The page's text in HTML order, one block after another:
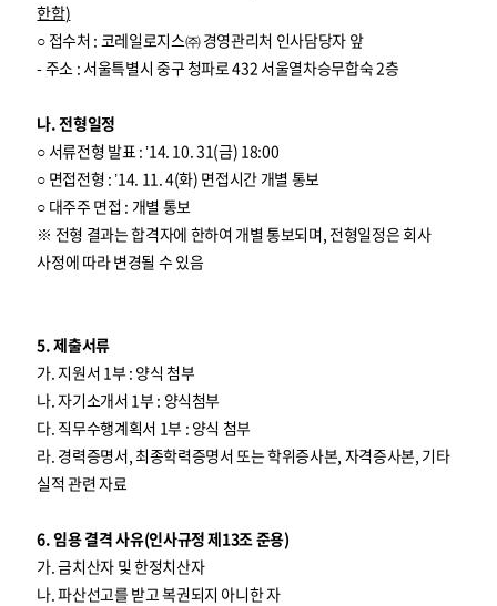
한함)
○ 접수처 : 코레일로지스㈜ 경영관리처 인사담당자 앞
- 주소 : 서울특별시 중구 청파로 432 서울열차승무합숙 2층
나. 전형일정
○ 서류전형 발표 : ’14. 10. 31(금) 18:00
○ 면접전형 : ’14. 11. 4(화) 면접시간 개별 통보
○ 대주주 면접 : 개별 통보
※ 전형 결과는 합격자에 한하여 개별 통보되며, 전형일정은 회사
사정에 따라 변경될 수 있음
5. 제출서류
가. 지원서 1부 : 양식 첨부
나. 자기소개서 1부 : 양식첨부
다. 직무수행계획서 1부 : 양식 첨부
라. 경력증명서, 최종학력증명서 또는 학위증사본, 자격증사본, 기타
실적 관련 자료
6. 임용 결격 사유(인사규정 제13조 준용)
가. 금치산자 및 한정치산자
나. 파산선고를 받고 복권되지 아니한 자